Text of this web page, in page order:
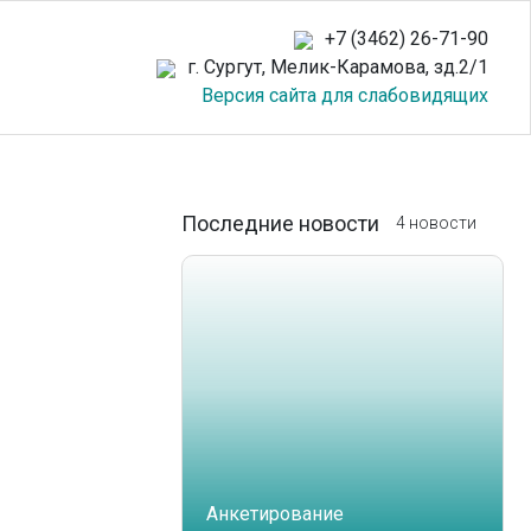
+7 (3462) 26-71-90
г. Сургут, Мелик-Карамова, зд.2/1
Версия сайта для слабовидящих
Последние новости 4 новости
Анкетирование